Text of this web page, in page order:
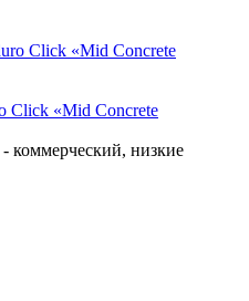
Click «Mid Concrete
коммерческий, низкие